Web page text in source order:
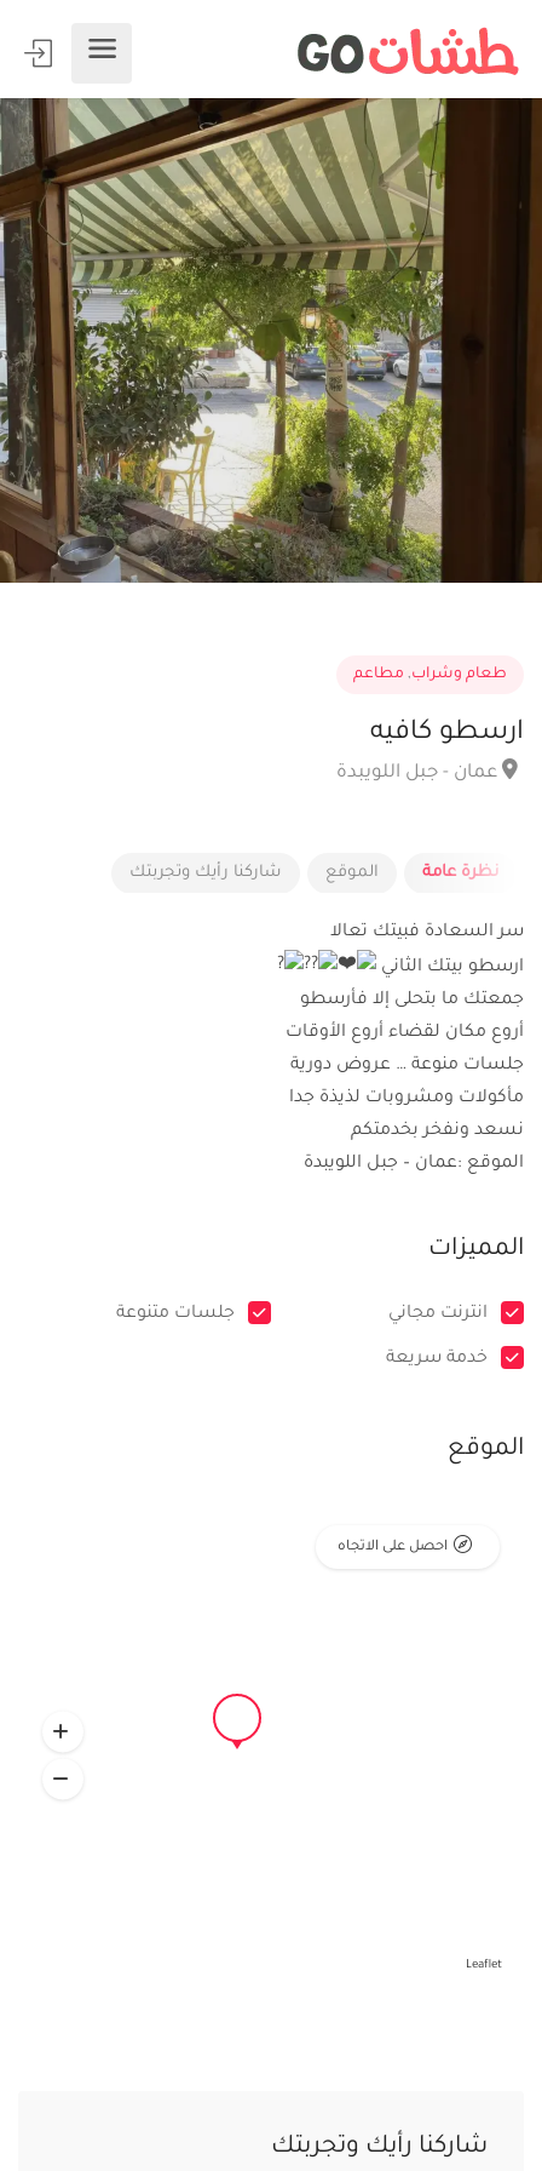
طعام وشراب, مطاعم
ارسطو كافيه
عمان - جبل اللويبدة
نظرة عامة الموقع شاركنا رأيك وتجربتك
سر السعادة فبيتك تعالا
ارسطو بيتك الثاني
جمعتك ما بتحلى إلا فأرسطو
أروع مكان لقضاء أروع الأوقات
جلسات منوعة … عروض دورية
مأكولات ومشروبات لذيذة جدا
نسعد ونفخر بخدمتكم
الموقع :عمان – جبل اللويبدة
المميزات
انترنت مجاني جلسات متنوعة
خدمة سريعة
الموقع
Leaflet
احصل على الاتجاه
شاركنا رأيك وتجربتك